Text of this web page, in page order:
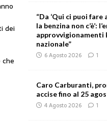
dei
“Da ‘Qui ci puoi fare
la benzina non c’è’:
approvvigionamenti
nazionale”
6 Agosto 2026 1
Caro Carburanti,
accise fino al 25
4 Agosto 2026 1